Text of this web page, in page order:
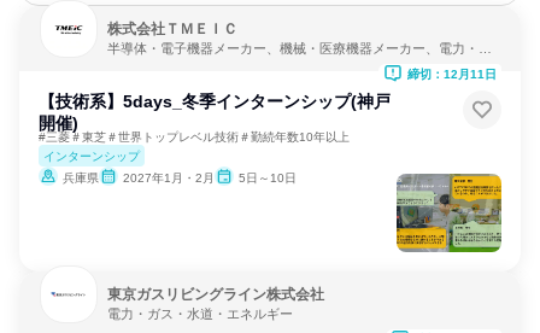
株式会社ＴＭＥＩＣ
半導体・電子機器メーカー、機械・医療機器メーカー、電力・ガ
【技術系】5days_冬季インターンシップ(神戸
開催)
#三菱＃東芝＃世界トップレベル技術＃勤続年数10年以上
インターンシップ
兵庫県
2027年1月・2月 5日～10日
締切：12月11日
東京ガスリビングライン株式会社
電力・ガス・水道・エネルギー